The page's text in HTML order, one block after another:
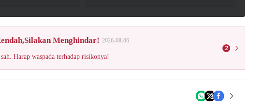
Menghindar! 2026-08-06
Harap waspada terhadap risikonya!
2